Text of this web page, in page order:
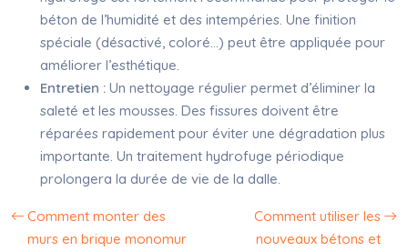
béton de l’humidité et des intempéries. Une finition
spéciale (désactivé, coloré…) peut être appliquée pour
améliorer l’esthétique.
Entretien : Un nettoyage régulier permet d’éliminer la
saleté et les mousses. Des fissures doivent être
réparées rapidement pour éviter une dégradation plus
importante. Un traitement hydrofuge périodique
prolongera la durée de vie de la dalle.
Comment monter des
murs en brique monomur
Comment utiliser les
nouveaux bétons et